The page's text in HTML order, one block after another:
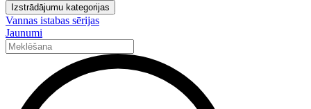
Izstrādājumu kategorijas
Vannas istabas sērijas
Jaunumi